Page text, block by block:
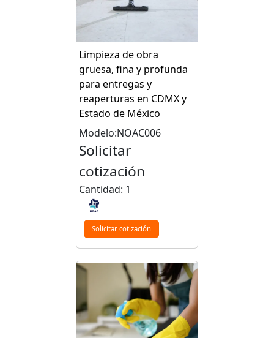
Limpieza de obra
gruesa, fina y profunda
para entregas y
reaperturas en CDMX y
Estado de México
Modelo:NOAC006
Solicitar
cotización
Cantidad: 1
Solicitar cotización